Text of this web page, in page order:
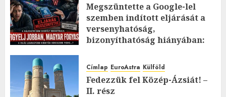
Megszüntette a Google-lel
szemben indított eljárását a
versenyhatóság,
bizonyíthatóság hiányában:
2026.JÚLIUS.23. CSÜTÖRTÖK.
0
Címlap EuroAstra Külföld
Fedezzük fel Közép-Ázsiát! –
II. rész